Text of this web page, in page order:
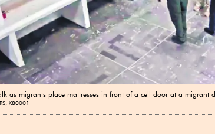
as migrants place mattresses in front of a cell door at a migrant
X80001